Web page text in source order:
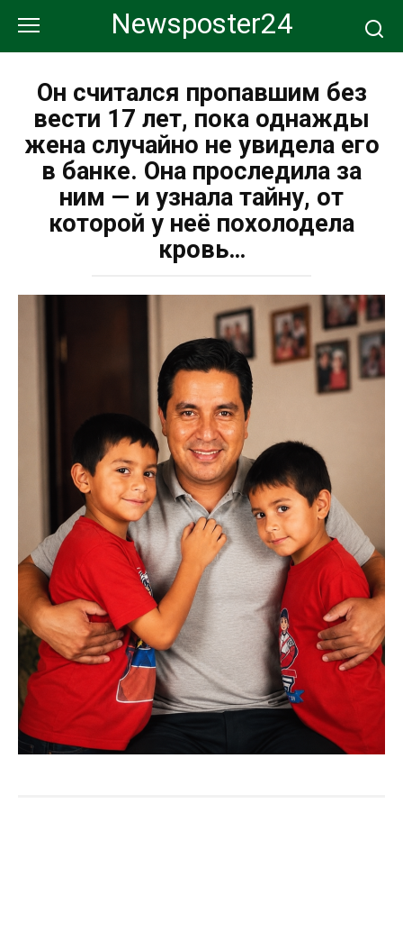
контенту
Newsposter24
Он считался пропавшим без
вести 17 лет, пока однажды
жена случайно не увидела его
в банке. Она проследила за
ним — и узнала тайну, от
которой у неё похолодела
кровь…